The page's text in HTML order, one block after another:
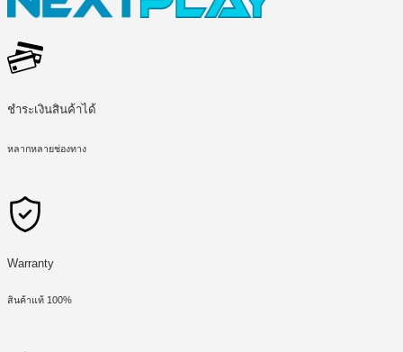
ชำระเงินสินค้าได้
หลากหลายช่องทาง
Warranty
สินค้าแท้ 100%